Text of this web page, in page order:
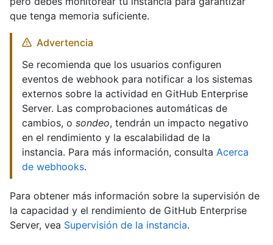
que tenga memoria suficiente.
Advertencia
Se recomienda que los usuarios configuren
eventos de webhook para notificar a los sistemas
externos sobre la actividad en GitHub Enterprise
Server. Las comprobaciones automáticas de
cambios, o sondeo, tendrán un impacto negativo
en el rendimiento y la escalabilidad de la
instancia. Para más información, consulta Acerca
de webhooks.
Para obtener más información sobre la supervisión de
la capacidad y el rendimiento de GitHub Enterprise
Server, vea Supervisión de la instancia.